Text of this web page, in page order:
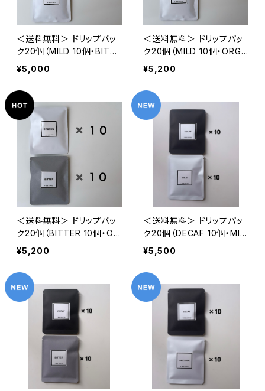
＜送料無料＞ ドリップパッ
ク20個（MILD 10個・BITTE
R 10個）
¥5,000
＜送料無料＞ ドリップパッ
ク20個（MILD 10個・ORGA
NIC 10個）
¥5,200
＜送料無料＞ ドリップパッ
ク20個（BITTER 10個・OR
GANIC 10個）
¥5,200
＜送料無料＞ ドリップパッ
ク20個（DECAF 10個・MIL
D 10個）
¥5,500